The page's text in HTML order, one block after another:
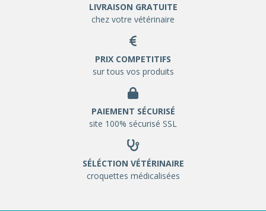
LIVRAISON GRATUITE
chez votre vétérinaire
PRIX COMPETITIFS
sur tous vos produits
PAIEMENT SÉCURISÉ
site 100% sécurisé SSL
SÉLÉCTION VÉTÉRINAIRE
croquettes médicalisées